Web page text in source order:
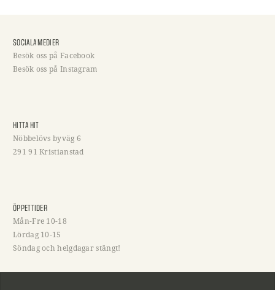
SOCIALA MEDIER
Besök oss på Facebook
Besök oss på Instagram
HITTA HIT
Nöbbelövs byväg 6
291 91 Kristianstad
ÖPPETTIDER
Mån-Fre 10-18
Lördag 10-15
Söndag och helgdagar stängt!